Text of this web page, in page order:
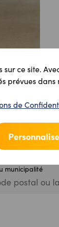
ce site.
prévues dans
de
un
municipalité